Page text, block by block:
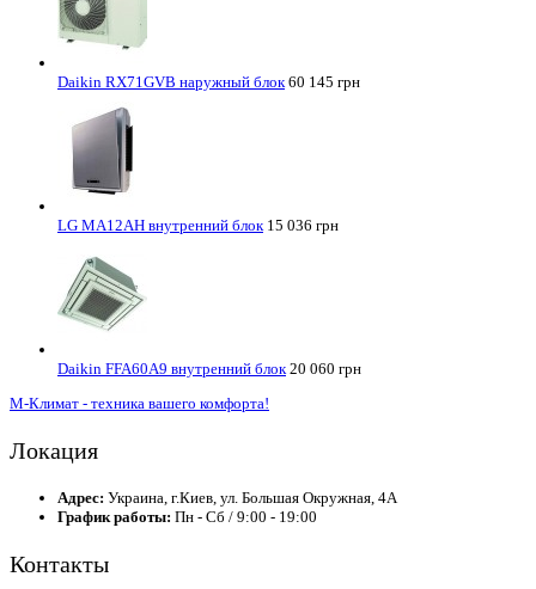
Daikin RX71GVB наружный блок 60 145 грн
LG MA12AH внутренний блок 15 036 грн
Daikin FFA60A9 внутренний блок 20 060 грн
М-Климат - техника вашего комфорта!
Локация
Адрес: Украина, г.Киев, ул. Большая Окружная, 4А
График работы: Пн - Сб / 9:00 - 19:00
Контакты